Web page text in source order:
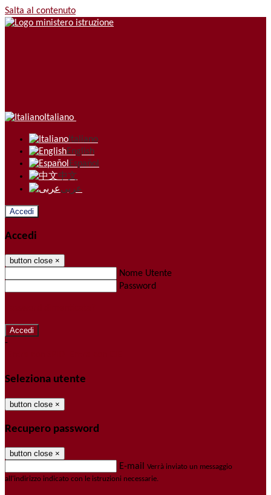
Salta al contenuto
Italiano
Italiano
English
Español
中文
عربى
Accedi
Accedi
button close ×
Nome Utente
Password
-
Seleziona utente
button close ×
Recupero password
button close ×
E-mail Verrà inviato un messaggio
all'indirizzo indicato con le istruzioni necessarie.